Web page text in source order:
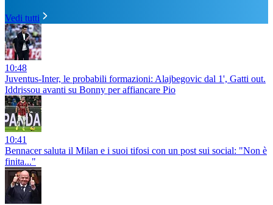
Vedi tutti
10:48
Juventus-Inter, le probabili formazioni: Alajbegovic dal 1', Gatti out.
Iddrissou avanti su Bonny per affiancare Pio
10:41
Bennacer saluta il Milan e i suoi tifosi con un post sui social: "Non è
finita..."